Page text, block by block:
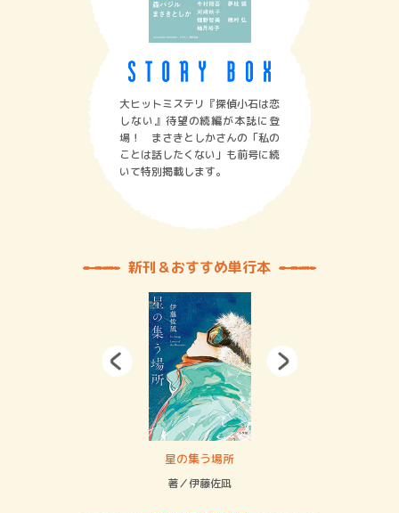
大ヒットミステリ『探偵小石は恋
しない』待望の続編が本誌に登
場！ まさきとしかさんの「私の
ことは話したくない」も前号に続
いて特別掲載します。
新刊＆おすすめ単行本
星の集う場所
著／伊藤佐凪